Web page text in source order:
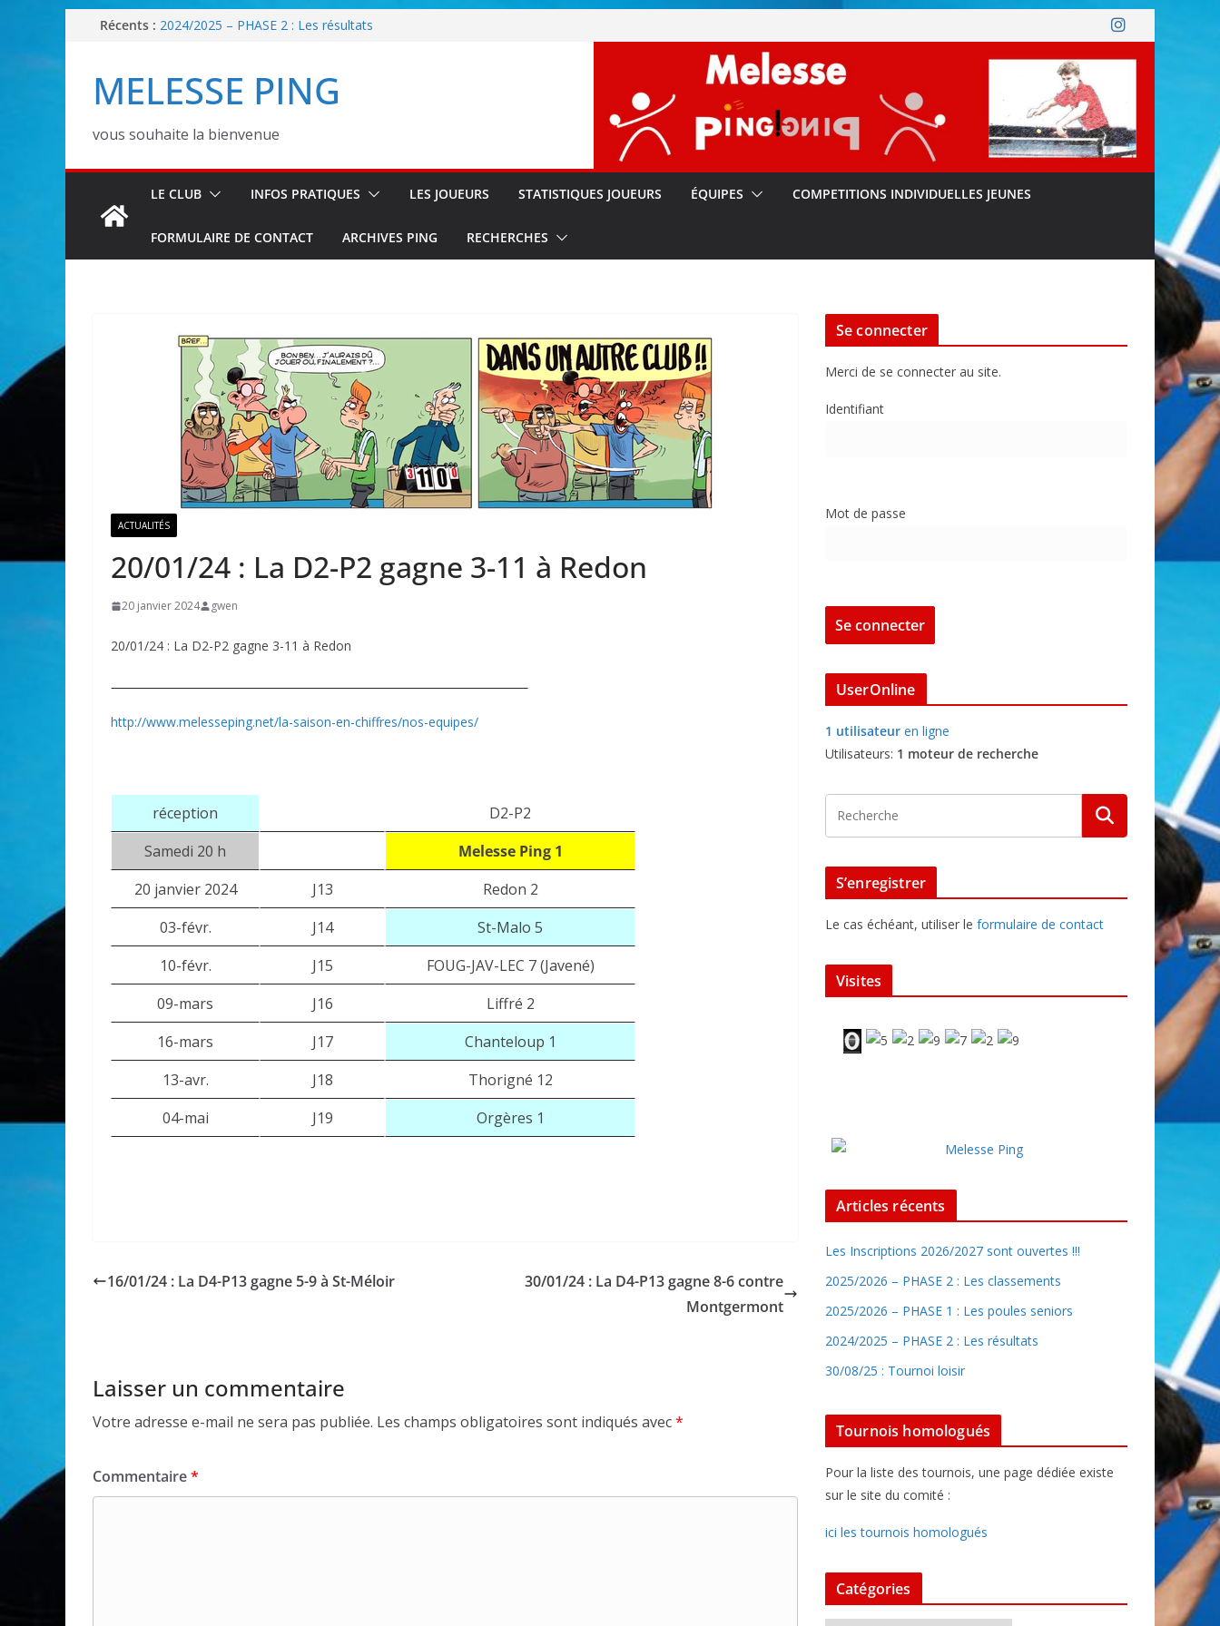
PasserRécents : 2024/2025 – PHASE 2 : Les résultats
2025/2026 – PHASE 2 : Les classements
2025/2026 – PHASE 1 : Les poules seniors
MELESSE PING
vous souhaite la bienvenue
LE CLUB INFOS PRATIQUES LES JOUEURS STATISTIQUES JOUEURS ÉQUIPES COMPETITIONS INDIVIDUELLES JEUNES
FORMULAIRE DE CONTACT ARCHIVES PING RECHERCHES
ACTUALITÉS
20/01/24 : La D2-P2 gagne 3-11 à Redon
20 janvier 2024 gwen
20/01/24 : La D2-P2 gagne 3-11 à Redon
http://www.melesseping.net/la-saison-en-chiffres/nos-equipes/
réception
D2-P2
Samedi 20 h
Melesse Ping 1
20 janvier 2024
J13
Redon 2
03-févr.
J14
St-Malo 5
10-févr.
J15
FOUG-JAV-LEC 7 (Javené)
09-mars
J16
Liffré 2
16-mars
J17
Chanteloup 1
13-avr.
J18
Thorigné 12
04-mai
J19 Orgères 1
16/01/24 : La D4-P13 gagne 5-9 à St-Méloir
30/01/24 : La D4-P13 gagne 8-6 contre
Montgermont
Laisser un commentaire
Votre adresse e-mail ne sera pas publiée. Les champs obligatoires sont indiqués avec*
Commentaire*
Se connecter
Merci de se connecter au site.
Identifiant
Mot de passe
UserOnline
1 utilisateur en ligne
Utilisateurs: 1 moteur de recherche
S’enregistrer
Le cas échéant, utiliser le formulaire de contact
Visites
Articles récents
Les Inscriptions 2026/2027 sont ouvertes !!!
2025/2026 – PHASE 2 : Les classements
2025/2026 – PHASE 1 : Les poules seniors
2024/2025 – PHASE 2 : Les résultats
30/08/25 : Tournoi loisir
Tournois homologués
Pour la liste des tournois, une page dédiée existe
sur le site du comité :
ici les tournois homologués
Catégories